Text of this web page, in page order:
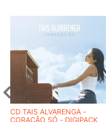
CD TAIS ALVARENGA -
CORAÇÃO SÓ - DIGIPACK